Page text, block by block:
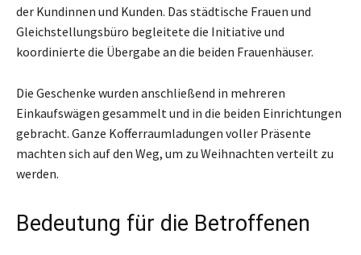
der Kundinnen und Kunden. Das städtische Frauen und
Gleichstellungsbüro begleitete die Initiative und
koordinierte die Übergabe an die beiden Frauenhäuser.
Die Geschenke wurden anschließend in mehreren
Einkaufswägen gesammelt und in die beiden Einrichtungen
gebracht. Ganze Kofferraumladungen voller Präsente
machten sich auf den Weg, um zu Weihnachten verteilt zu
werden.
Bedeutung für die Betroffenen